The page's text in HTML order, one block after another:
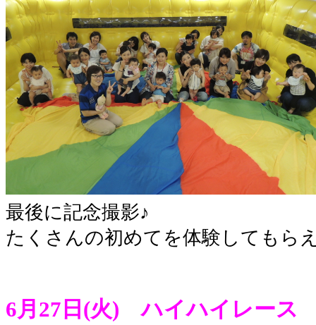
最後に記念撮影♪
たくさんの初めてを体験してもら
6月27日(火) ハイハイレース